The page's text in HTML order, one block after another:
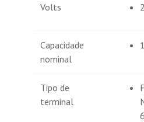
Volts
Capacidade
nominal
Tipo de
terminal